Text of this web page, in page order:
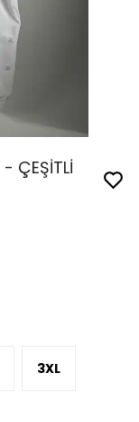
ÇEŞİTLİ
3XL